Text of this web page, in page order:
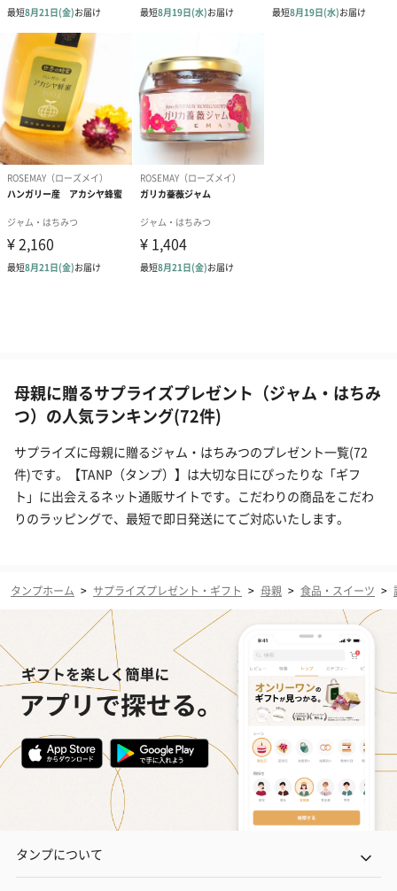
母親に贈るサプライズプレゼント（ジャム・はちみ
つ）の人気ランキング(72件)
サプライズに母親に贈るジャム・はちみつのプレゼント一覧(72
件)です。【TANP（タンプ）】は大切な日にぴったりな「ギフ
ト」に出会えるネット通販サイトです。こだわりの商品をこだわ
りのラッピングで、最短で即日発送にてご対応いたします。
タンプホーム > サプライズプレゼント・ギフト > 母親 > 食品・スイーツ >
タンプについて